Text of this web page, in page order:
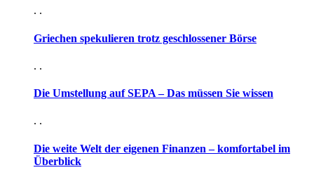
. .
Griechen spekulieren trotz geschlossener Börse
. .
Die Umstellung auf SEPA – Das müssen Sie wissen
. .
Die weite Welt der eigenen Finanzen – komfortabel im
Überblick